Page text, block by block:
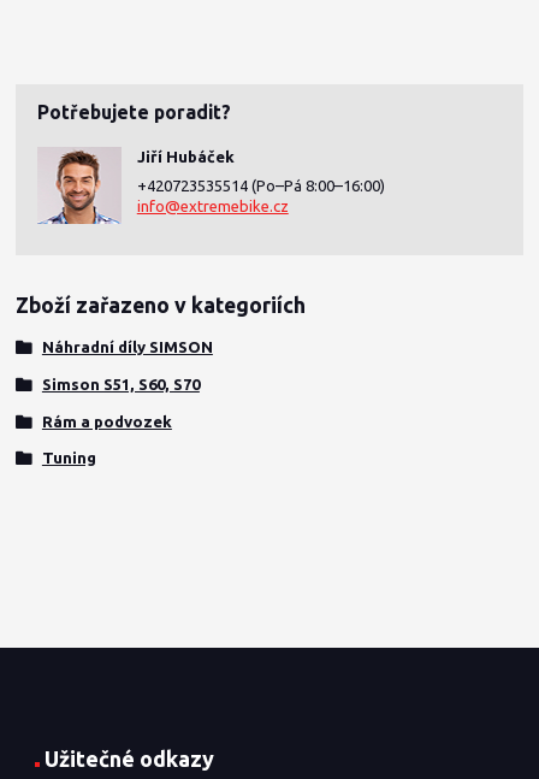
Potřebujete poradit?
Jiří Hubáček
+420723535514 (Po–Pá 8:00–16:00)
info@extremebike.cz
Zboží zařazeno v kategoriích
Náhradní díly SIMSON
Simson S51, S60, S70
Rám a podvozek
Tuning
Užitečné odkazy